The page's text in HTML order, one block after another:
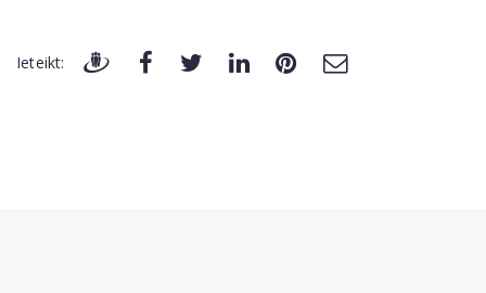
Ieteikt: